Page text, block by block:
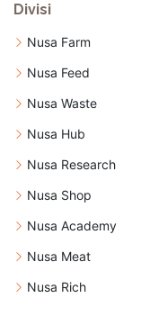
Divisi
Nusa Farm
Nusa Feed
Nusa Waste
Nusa Hub
Nusa Research
Nusa Shop
Nusa Academy
Nusa Meat
Nusa Rich